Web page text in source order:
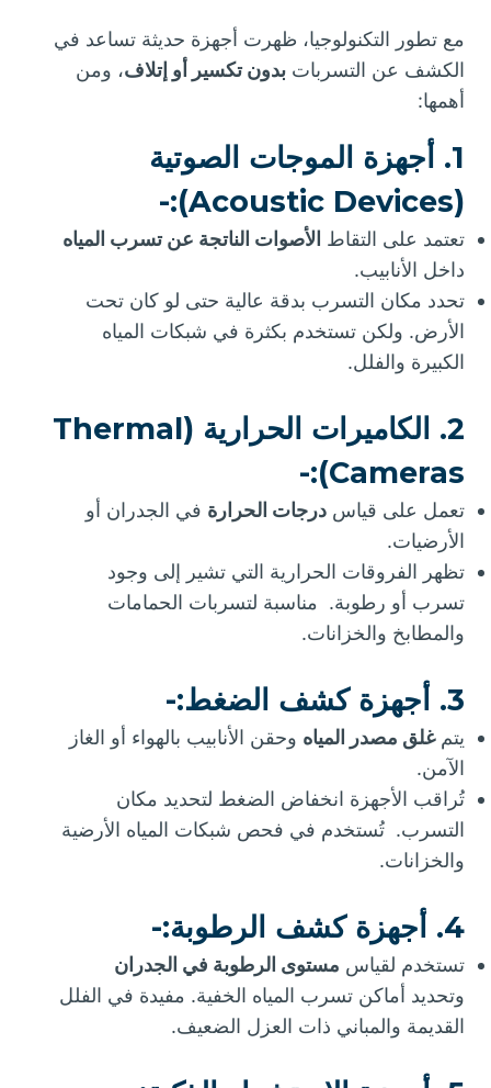
مع تطور التكنولوجيا، ظهرت أجهزة حديثة تساعد في
الكشف عن التسربات بدون تكسير أو إتلاف، ومن
أهمها:
1. أجهزة الموجات الصوتية
(Acoustic Devices):-
تعتمد على التقاط الأصوات الناتجة عن تسرب المياه
داخل الأنابيب.
تحدد مكان التسرب بدقة عالية حتى لو كان تحت
الأرض. ولكن تستخدم بكثرة في شبكات المياه
الكبيرة والفلل.
2. الكاميرات الحرارية (Thermal
Cameras):-
تعمل على قياس درجات الحرارة في الجدران أو
الأرضيات.
تظهر الفروقات الحرارية التي تشير إلى وجود
تسرب أو رطوبة. مناسبة لتسربات الحمامات
والمطابخ والخزانات.
3. أجهزة كشف الضغط:-
يتمغلق مصدر المياه وحقن الأنابيب بالهواء أو الغاز
الآمن.
تُراقب الأجهزة انخفاض الضغط لتحديد مكان
التسرب. تُستخدم في فحص شبكات المياه الأرضية
والخزانات.
4. أجهزة كشف الرطوبة:-
تستخدم لقياس مستوى الرطوبة في الجدران
وتحديد أماكن تسرب المياه الخفية. مفيدة في الفلل
القديمة والمباني ذات العزل الضعيف.